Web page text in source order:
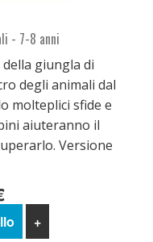
- 7-8 anni
giungla di
degli animali dal
molteplici sfide e
aiuteranno il
Versione
+